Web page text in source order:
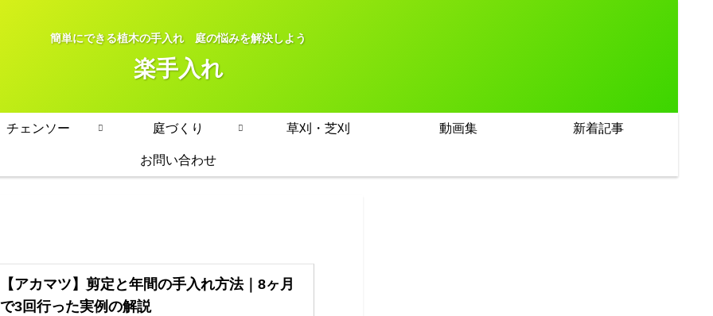
簡単にできる植木の手入れ 庭の悩みを解決しよう
楽手入れ
チェンソー 庭づくり 草刈・芝刈 動画集 新着記事
お問い合わせ
【アカマツ】剪定と年間の手入れ方法｜8ヶ月
で3回行った実例の解説